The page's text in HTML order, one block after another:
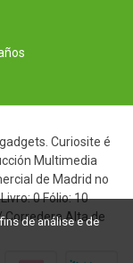
Curiosite é
Multimedia
de Madrid no
0 Fólio: 10
Corredera Alta de
de análise e de